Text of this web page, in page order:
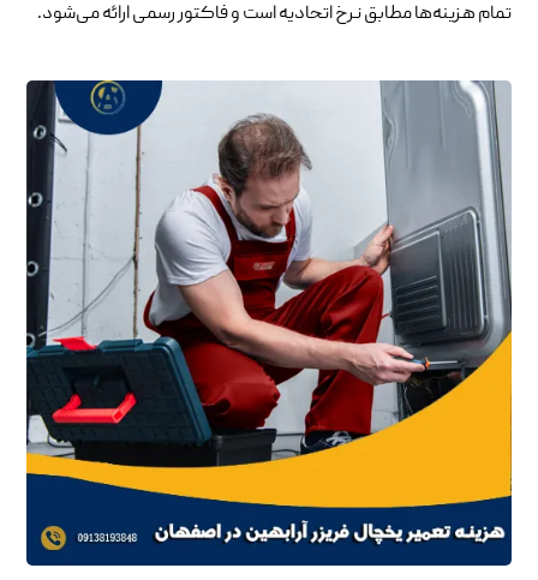
تمام هزینه‌ها مطابق نرخ اتحادیه است و فاکتور رسمی ارائه می‌شود.